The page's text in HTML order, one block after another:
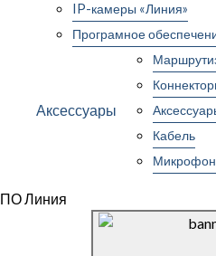
IP-камеры «Линия»
Програмное
Аксессуары
Кабель
ПО Линия